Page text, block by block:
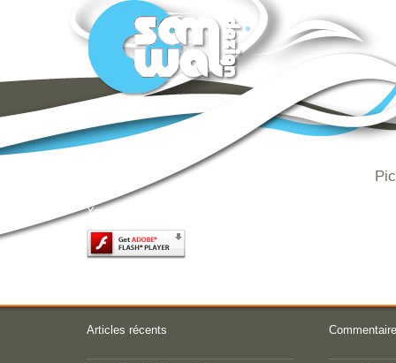
You should have Javascript active and Flash Player
Articles récents